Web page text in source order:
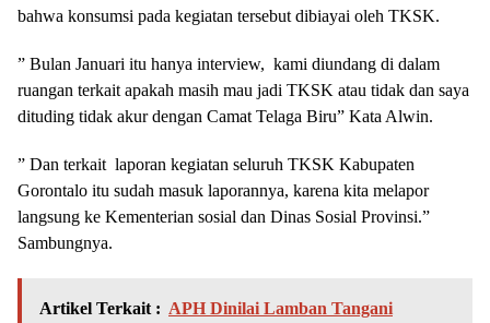
bahwa konsumsi pada kegiatan tersebut dibiayai oleh TKSK.
” Bulan Januari itu hanya interview, kami diundang di dalam
ruangan terkait apakah masih mau jadi TKSK atau tidak dan saya
dituding tidak akur dengan Camat Telaga Biru” Kata Alwin.
” Dan terkait laporan kegiatan seluruh TKSK Kabupaten
Gorontalo itu sudah masuk laporannya, karena kita melapor
langsung ke Kementerian sosial dan Dinas Sosial Provinsi.”
Sambungnya.
Artikel Terkait : APH Dinilai Lamban Tangani